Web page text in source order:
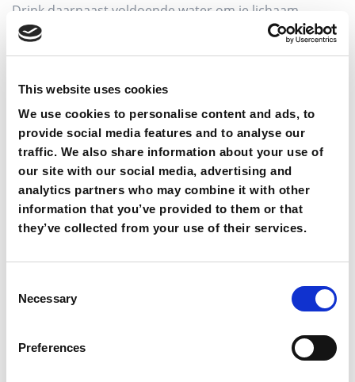
This website uses cookies
We use cookies to personalise content and ads, to
provide social media features and to analyse our
traffic. We also share information about your use of
our site with our social media, advertising and
analytics partners who may combine it with other
information that you’ve provided to them or that
they’ve collected from your use of their services.
Selection
Necessary
Preferences
Drink daarnaast voldoende water om je lichaam
gehydrateerd te houden en afvalstoffen sneller af te
voeren. Ook helpt dagelijkse beweging om de
verminderen. Probeer stress te beperken door
regelmatig ademhalingsoefeningen of
ontspanningstechnieken toe te passen. Tot slot is een
goede nachtrust belangrijk.
Hoe helpt fysiotherapie bij
hoofdpijn?
van de pijn, maar vooral op het aanpakken van de
onderliggende oorzaak. Afhankelijk van de oorzaak kan
therapievormen. Zo helpt